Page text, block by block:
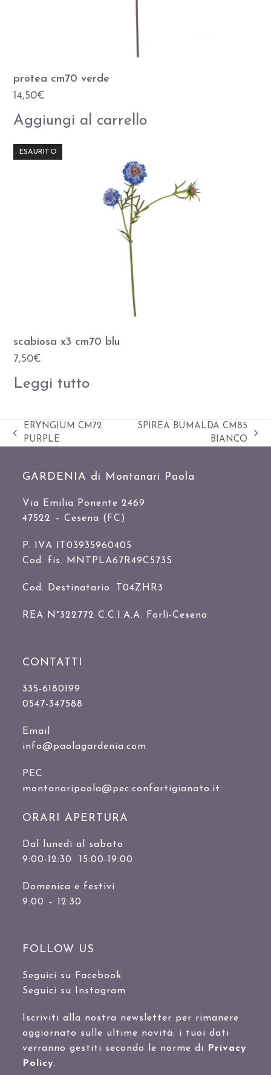
protea cm70 verde
14,50€
Aggiungi al carrello
ESAURITO
scabiosa x3 cm70 blu
7,50€
Leggi tutto
Slide
ERYNGIUM CM72
PURPLE
SPIREA BUMALDA CM85
BIANCO
GARDENIA di Montanari Paola
Via Emilia Ponente 2469
47522 – Cesena (FC)
P. IVA IT03935960405
Cod. fis. MNTPLA67R49C573S
Cod. Destinatario: T04ZHR3
REA N°322772 C.C.I.A.A. Forlì-Cesena
CONTATTI
335-6180199
0547-347588
Email
info@paolagardenia.com
PEC
montanaripaola@pec.confartigianato.it
ORARI APERTURA
Dal lunedì al sabato
9:00-12:30 15:00-19:00
Domenica e festivi
9:00 – 12:30
FOLLOW US
Seguici su Facebook
Seguici su Instagram
Iscriviti alla nostra newsletter per rimanere
aggiornato sulle ultime novità: i tuoi dati
verranno gestiti secondo le norme di
Privacy
Policy.